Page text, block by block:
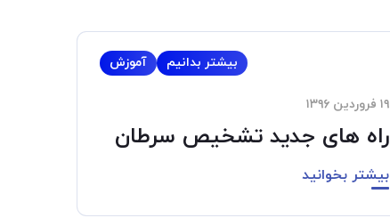
آموزش بیشتر بدانیم
۱۹ فروردین ۱۳۹۶
راه های جدید تشخیص سرطان
بیشتر بخوانید